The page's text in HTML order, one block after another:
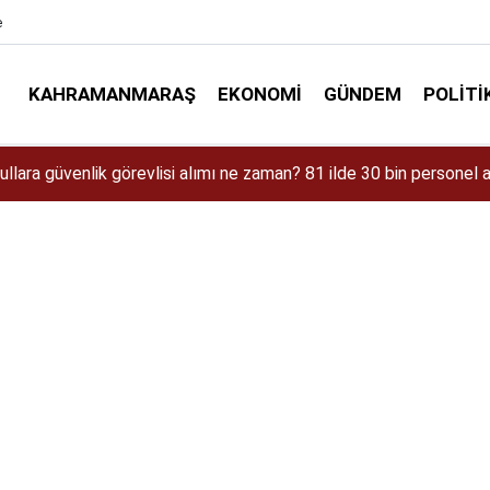
KAHRAMANMARAŞ EKONOMI GÜNDEM
Çıkacak? iPhone 18 Pro Max Özellikleri ve Tahmini Fiyatı